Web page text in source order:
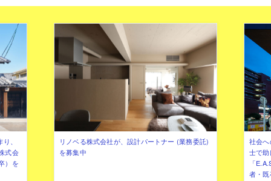
、
式会
）を
リノベる株式会社が、設計パートナー (業務委託)
を募集中
社会
士で
「
者・